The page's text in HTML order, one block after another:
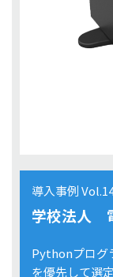
導入事例
学校法人
Pythonプログ
を優先して選定